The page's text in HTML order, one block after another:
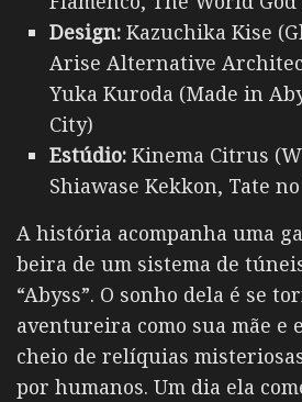
Design: Kazuchika Kise
Arise Alternative
Yuka Kuroda (Made in
City)
Estúdio: Kinema Citrus
Shiawase Kekkon, Tate
A história acompanha uma
beira de um sistema de
“Abyss”. O sonho dela é se
aventureira como sua mãe e
cheio de relíquias
por humanos. Um dia ela